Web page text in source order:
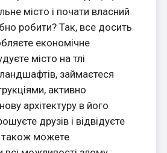
місто і почати власний
робити? Так, все досить
економічне
місто на тлі
займаєтеся
активно
архітектуру в його
друзів і відвідуєте
також можете